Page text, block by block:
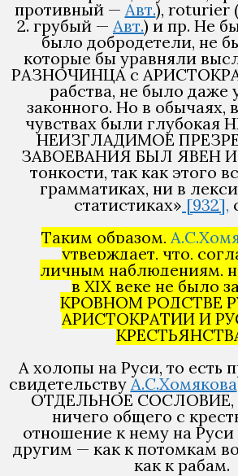
противный — Авт.), roturier
2. грубый — Авт.) и пр. Не
было добродетели, не
которые бы уравняли
РАЗНОЧИНЦА с
рабства, не было даже
законного. Но в обычаях,
чувствах были глубокая
НЕИЗГЛАДИМОЕ
ЗАВОЕВАНИЯ БЫЛ ЯВЕН
тонкости, так как этого
грамматиках, ни в
статистиках» [932],
Таким образом,
утверждает, что,
личным наблюдениям,
в XIX веке не было
КРОВНОМ РОДСТВЕ
АРИСТОКРАТИИ И
А холопы на Руси, то есть
свидетельству А.С.Хомякова
ОТДЕЛЬНОЕ СОСЛОВИЕ,
ничего общего с
отношение к нему на
другим — как к потомкам
как к рабам.